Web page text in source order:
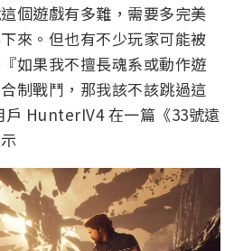
個遊戲有多難，需要多完美
來。但也有不少玩家可能被
如果我不擅長魂系或動作遊
制戰鬥，那我該不該跳過這
HunterIV4 在一篇《33號遠